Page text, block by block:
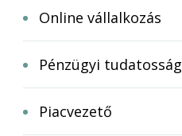
Online vállalkozás
Pénzügyi tudatosság
Piacvezető